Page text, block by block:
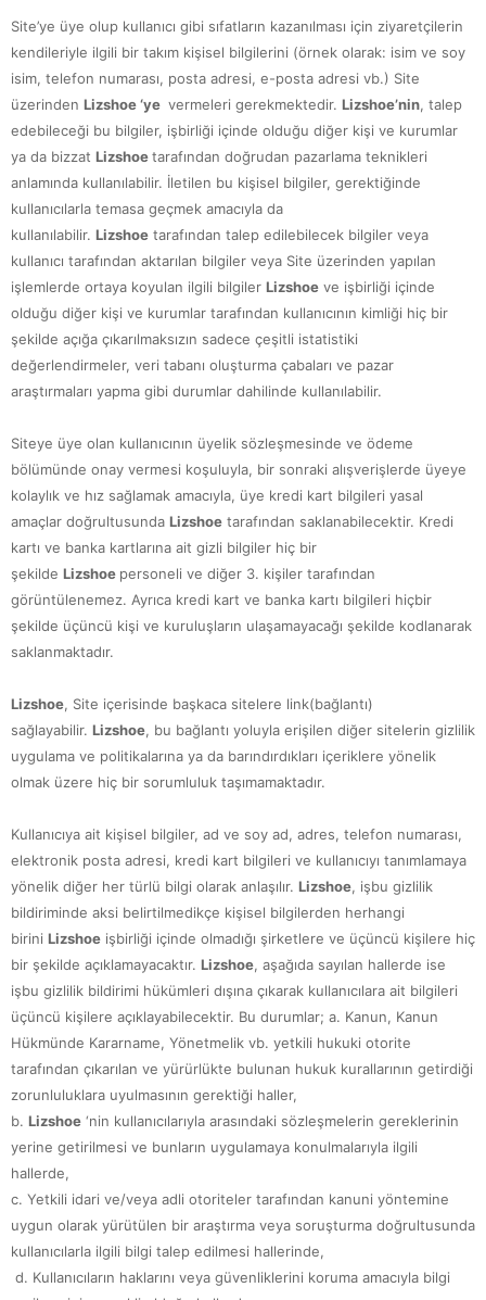
Site’ye üye olup kullanıcı gibi sıfatların kazanılması için ziyaretçilerin
kendileriyle ilgili bir takım kişisel bilgilerini (örnek olarak: isim ve soy
isim, telefon numarası, posta adresi, e-posta adresi vb.) Site
üzerinden Lizshoe ‘ye vermeleri gerekmektedir. Lizshoe’nin, talep
edebileceği bu bilgiler, işbirliği içinde olduğu diğer kişi ve kurumlar
ya da bizzat Lizshoetarafından doğrudan pazarlama teknikleri
anlamında kullanılabilir. İletilen bu kişisel bilgiler, gerektiğinde
kullanıcılarla temasa geçmek amacıyla da
kullanılabilir. Lizshoe tarafından talep edilebilecek bilgiler veya
kullanıcı tarafından aktarılan bilgiler veya Site üzerinden yapılan
işlemlerde ortaya koyulan ilgili bilgiler Lizshoe ve işbirliği içinde
olduğu diğer kişi ve kurumlar tarafından kullanıcının kimliği hiç bir
şekilde açığa çıkarılmaksızın sadece çeşitli istatistiki
değerlendirmeler, veri tabanı oluşturma çabaları ve pazar
araştırmaları yapma gibi durumlar dahilinde kullanılabilir.
Siteye üye olan kullanıcının üyelik sözleşmesinde ve ödeme
bölümünde onay vermesi koşuluyla, bir sonraki alışverişlerde üyeye
kolaylık ve hız sağlamak amacıyla, üye kredi kart bilgileri yasal
amaçlar doğrultusunda Lizshoe tarafından saklanabilecektir. Kredi
kartı ve banka kartlarına ait gizli bilgiler hiç bir
şekilde Lizshoe personeli ve diğer 3. kişiler tarafından
görüntülenemez. Ayrıca kredi kart ve banka kartı bilgileri hiçbir
şekilde üçüncü kişi ve kuruluşların ulaşamayacağı şekilde kodlanarak
saklanmaktadır.
Lizshoe, Site içerisinde başkaca sitelere link(bağlantı)
sağlayabilir. Lizshoe, bu bağlantı yoluyla erişilen diğer sitelerin gizlilik
uygulama ve politikalarına ya da barındırdıkları içeriklere yönelik
olmak üzere hiç bir sorumluluk taşımamaktadır.
Kullanıcıya ait kişisel bilgiler, ad ve soy ad, adres, telefon numarası,
elektronik posta adresi, kredi kart bilgileri ve kullanıcıyı tanımlamaya
yönelik diğer her türlü bilgi olarak anlaşılır. Lizshoe, işbu gizlilik
bildiriminde aksi belirtilmedikçe kişisel bilgilerden herhangi
birini Lizshoe işbirliği içinde olmadığı şirketlere ve üçüncü kişilere hiç
bir şekilde açıklamayacaktır. Lizshoe, aşağıda sayılan hallerde ise
işbu gizlilik bildirimi hükümleri dışına çıkarak kullanıcılara ait bilgileri
üçüncü kişilere açıklayabilecektir. Bu durumlar; a. Kanun, Kanun
Hükmünde Kararname, Yönetmelik vb. yetkili hukuki otorite
tarafından çıkarılan ve yürürlükte bulunan hukuk kurallarının getirdiği
zorunluluklara uyulmasının gerektiği haller,
b. Lizshoe ‘nin kullanıcılarıyla arasındaki sözleşmelerin gereklerinin
yerine getirilmesi ve bunların uygulamaya konulmalarıyla ilgili
hallerde,
c. Yetkili idari ve/veya adli otoriteler tarafından kanuni yöntemine
uygun olarak yürütülen bir araştırma veya soruşturma doğrultusunda
kullanıcılarla ilgili bilgi talep edilmesi hallerinde,
d. Kullanıcıların haklarını veya güvenliklerini koruma amacıyla bilgi